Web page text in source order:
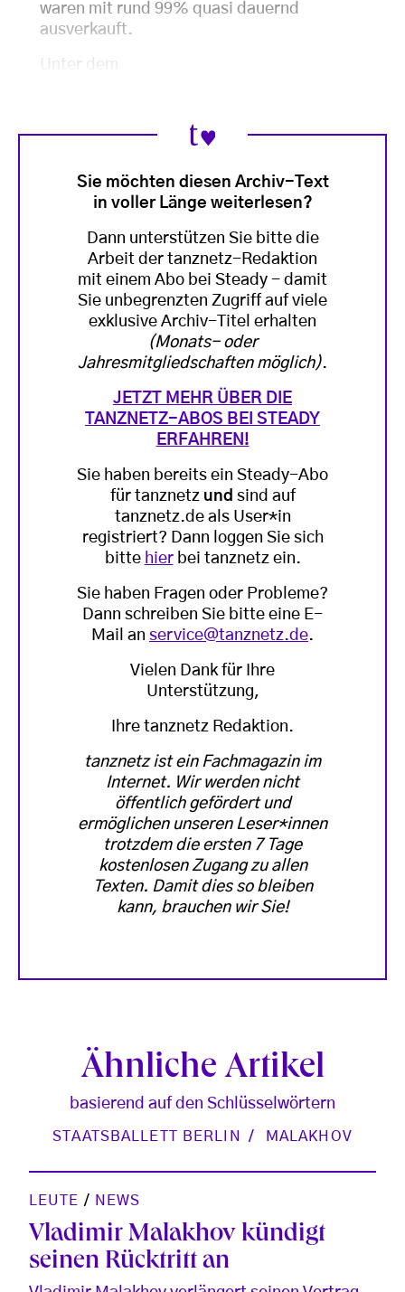
waren mit rund 99% quasi dauernd
ausverkauft.
Unter dem
Sie möchten diesen Archiv-Text
in voller Länge weiterlesen?
Dann unterstützen Sie bitte die
Arbeit der tanznetz-Redaktion
mit einem Abo bei Steady - damit
Sie unbegrenzten Zugriff auf viele
exklusive Archiv-Titel erhalten
(Monats- oder
Jahresmitgliedschaften möglich).
JETZT MEHR ÜBER DIE
TANZNETZ-ABOS BEI STEADY
ERFAHREN!
Sie haben bereits ein Steady-Abo
für tanznetz und sind auf
tanznetz.de als User*in
registriert? Dann loggen Sie sich
bitte hierbei tanznetz ein.
Sie haben Fragen oder Probleme?
Dann schreiben Sie bitte eine E-
Mail an service@tanznetz.de.
Vielen Dank für Ihre
Unterstützung,
Ihre tanznetz Redaktion.
tanznetz ist ein Fachmagazin im
Internet. Wir werden nicht
öffentlich gefördert und
ermöglichen unseren Leser*innen
trotzdem die ersten 7 Tage
kostenlosen Zugang zu allen
Texten. Damit dies so bleiben
kann, brauchen wir Sie!
Ähnliche Artikel
basierend auf den Schlüsselwörtern
STAATSBALLETT BERLIN MALAKHOV
LEUTE / NEWS
Vladimir Malakhov kündigt
seinen Rücktritt an